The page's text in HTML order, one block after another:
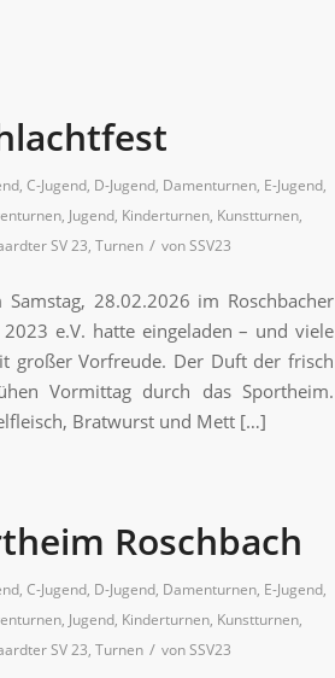
, C-Jugend, D-Jugend, Damenturnen, E-Jugend,
, Jugend, Kinderturnen, Kunstturnen,
SV 23, Turnen / vonSSV23
28.02.2026 im Roschbacher
e.V. hatte eingeladen – und viele
großer Vorfreude. Der Duft der frisch
Vormittag durch das Sportheim.
Bratwurst und Mett […]
Roschbach
, C-Jugend, D-Jugend, Damenturnen, E-Jugend,
, Jugend, Kinderturnen, Kunstturnen,
SV 23, Turnen / vonSSV23